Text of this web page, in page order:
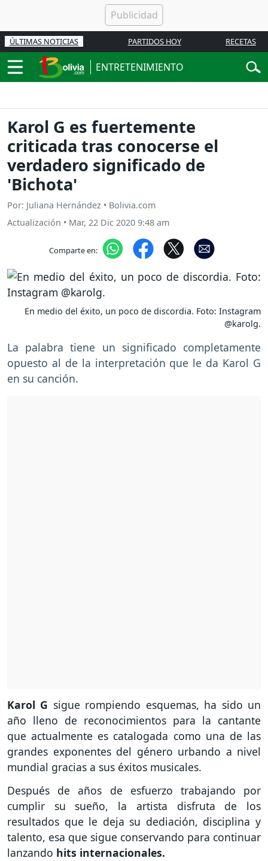
ÚLTIMAS NOTICIAS PARTIDOS HOY RECETAS
ENTRETENIMIENTO
Karol G es fuertemente
criticada tras conocerse el
verdadero significado de
'Bichota'
Por: Juliana Hernández • Bolivia.com
Actualización • Mar, 22 Dic 2020 9:48 am
Comparte en:
En medio del éxito, un poco de discordia. Foto: Instagram
@karolg.
La palabra tiene un significado completamente
opuesto al de la interpretación que le da Karol G
en su canción.
Karol G sigue rompiendo esquemas, ha sido un
año lleno de reconocimientos para la cantante
que actualmente es catalogada como una de las
grandes exponentes del género urbando a nivel
mundial gracias a sus éxitos musicales.
Después de años de esfuerzo trabajando por
cumplir su sueño, la artista disfruta de los
resultados que le deja su dediación, disciplina y
talento, esa que sigue conservando para continuar
lanzando hits internacionales.